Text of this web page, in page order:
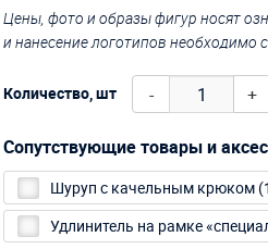
Цены, фото и образы фигур носят
и нанесение логотипов необходимо
Количество, шт - +
Сопутствующие товары и
Шуруп с качельным крюком
Удлинитель на рамке